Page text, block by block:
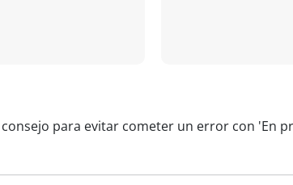
para evitar cometer un error con 'En